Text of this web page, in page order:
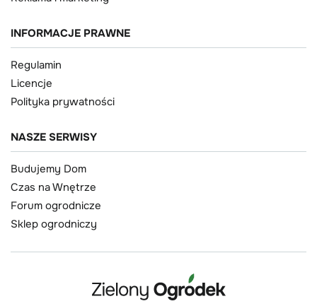
INFORMACJE PRAWNE
Regulamin
Licencje
Polityka prywatności
NASZE SERWISY
Budujemy Dom
Czas na Wnętrze
Forum ogrodnicze
Sklep ogrodniczy